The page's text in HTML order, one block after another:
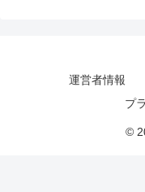
運営者情報
プ
©